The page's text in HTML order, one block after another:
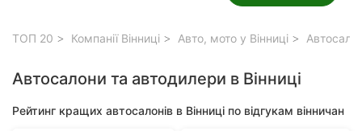
ТОП 20 Компанії Вінниці Авто, мото у Вінниці
Автосалони та автодилери в Вінниці
Рейтинг кращих автосалонів в Вінниці по відгукам вінничан